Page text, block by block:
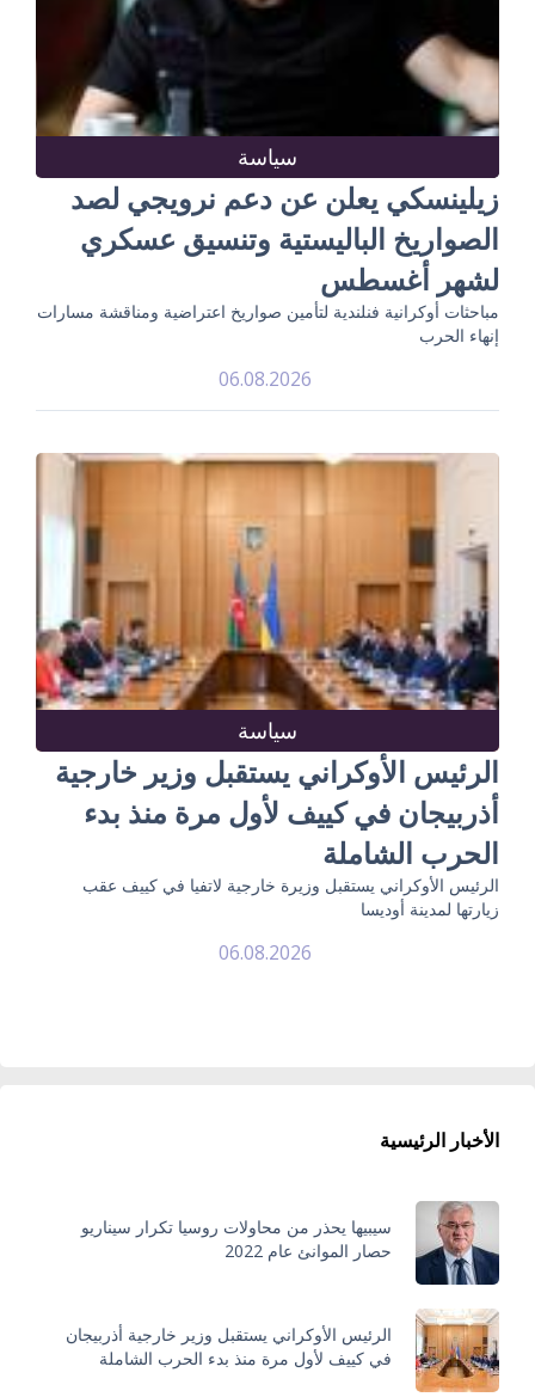
سياسة
زيلينسكي يعلن عن دعم نرويجي لصد
الصواريخ الباليستية وتنسيق عسكري
لشهر أغسطس
مباحثات أوكرانية فنلندية لتأمين صواريخ اعتراضية ومناقشة مسارات
إنهاء الحرب
06.08.2026
سياسة
الرئيس الأوكراني يستقبل وزير خارجية
أذربيجان في كييف لأول مرة منذ بدء
الحرب الشاملة
الرئيس الأوكراني يستقبل وزيرة خارجية لاتفيا في كييف عقب
زيارتها لمدينة أوديسا
06.08.2026
الأخبار الرئيسية
سيبيها يحذر من محاولات روسيا تكرار سيناريو
حصار الموانئ عام 2022
الرئيس الأوكراني يستقبل وزير خارجية أذربيجان
في كييف لأول مرة منذ بدء الحرب الشاملة